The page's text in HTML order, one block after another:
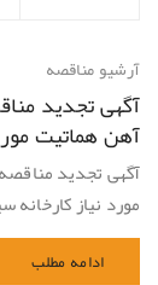
آرشیو مناقصه
آهن هماتيت
مورد نياز
ادامه مطلب